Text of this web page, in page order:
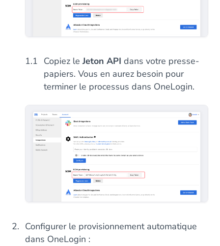
Copiez le Jeton API dans votre presse-
papiers. Vous en aurez besoin pour
terminer le processus dans OneLogin.
Configurer le provisionnement automatique
dans OneLogin :